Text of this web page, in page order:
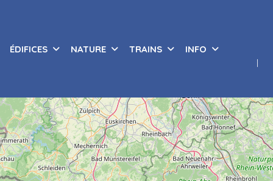
ÉDIFICES NATURE TRAINS INFO